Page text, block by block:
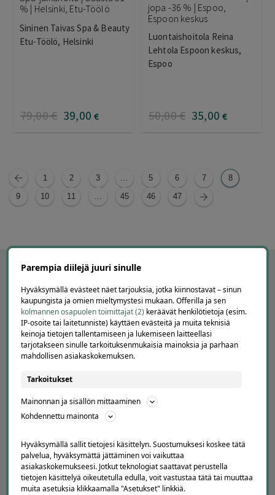
% | Helsinki, Etu-Töölö
Sininen Taivas Spa & Beauty
Etu-Töölö, Helsinki
79,00€ 39,00 €
jopa -36 % | Espoo,
Espoon keskus
Luontaishoitola Reina
Lehtola Espoon keskus,
Espoo
50,00€ 35,00 €
1 2 3 … 5 6 7 8
9 10 11 … 45 46 47
APUA JA NEUVOJA
Peruuta tilaus
Asiakaspalvelu
Usein kysytyt kysymykset
Suosittele Offerillaa
TUTUSTU MEIHIN
Parempia diilejä juuri sinulle
Hyväksymällä evästeet näet tarjouksia, jotka kiinnostavat – sinun
kaupungista ja omien mieltymystesi mukaan. Offerilla ja sen
kolmannen osapuolen toimittajat (2) keräävät henkilötietoja (esim.
IP-osoite tai laitetunniste) käyttäen evästeitä ja muita teknisiä
keinoja tietojen tallentamiseen ja lukemiseen laitteellasi
tarjotakseen sinulle tarkoituksenmukaisia mainoksia ja parhaan
mahdollisen asiakaskokemuksen.
Tarkoitukset
Mainonnan ja sisällön mittaaminen
Kohdennettu mainonta
Hyväksymällä sallit tietojesi käsittelyn. Suostumuksesi koskee tätä
palvelua, hyväksymättä jättäminen voi vaikuttaa
asiakaskokemukseesi. Jotkut teknologiat saattavat perustella
tietojen käsittelyä oikeutetulla edulla, voit vastustaa tätä tai muuttaa
muita asetuksia klikkaamalla "Asetukset" linkkiä.